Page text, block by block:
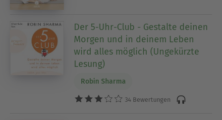
Der 5-Uhr-Club - Gestalte deinen
Morgen und in deinem Leben
wird alles möglich (Ungekürzte
Lesung)
Robin Sharma
34 Bewertungen